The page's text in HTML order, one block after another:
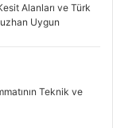
Alanları ve Türk
Uygun
Teknik ve